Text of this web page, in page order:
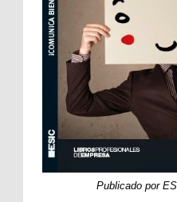
Publicado por